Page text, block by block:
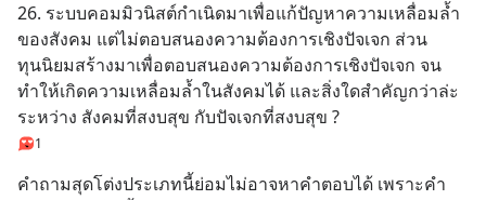
26. ระบบคอมมิวนิสต์กำเนิดมาเพื่อแก้ปัญหาความเหลื่อมล้ำ
ของสังคม แต่ไม่ตอบสนองความต้องการเชิงปัจเจก ส่วน
ทุนนิยมสร้างมาเพื่อตอบสนองความต้องการเชิงปัจเจก จน
ทำให้เกิดความเหลื่อมล้ำในสังคมได้ และสิ่งใดสำคัญกว่าล่ะ
ระหว่าง สังคมที่สงบสุข กับปัจเจกที่สงบสุข ?
1
คำถามสุดโต่งประเภทนี้ย่อมไม่อาจหาคำตอบได้ เพราะคำ